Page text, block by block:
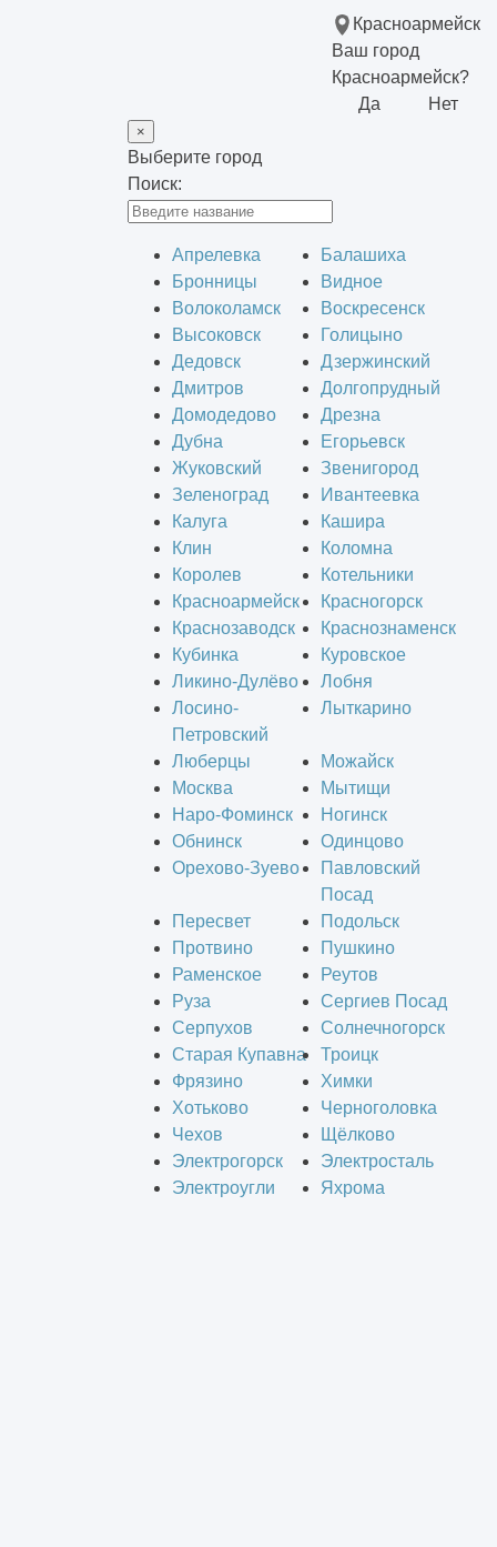
Красноармейск
Ваш город
Красноармейск?
Да
Нет
×
Выберите город
Поиск:
Апрелевка
Балашиха
Бронницы
Видное
Волоколамск
Воскресенск
Высоковск
Голицыно
Дедовск
Дзержинский
Дмитров
Долгопрудный
Домодедово
Дрезна
Дубна
Егорьевск
Жуковский
Звенигород
Зеленоград
Ивантеевка
Калуга
Кашира
Клин
Коломна
Королев
Котельники
Красноармейск
Красногорск
Краснозаводск
Краснознаменск
Кубинка
Куровское
Ликино-Дулёво
Лобня
Лосино-
Петровский
Лыткарино
Люберцы
Можайск
Москва
Мытищи
Наро-Фоминск
Ногинск
Обнинск
Одинцово
Орехово-Зуево
Павловский
Посад
Пересвет
Подольск
Протвино
Пушкино
Раменское
Реутов
Руза
Сергиев Посад
Серпухов
Солнечногорск
Старая Купавна
Троицк
Фрязино
Химки
Хотьково
Черноголовка
Чехов
Щёлково
Электрогорск
Электросталь
Электроугли
Яхрома